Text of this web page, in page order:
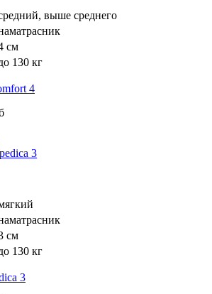
выше среднего
см
130 кг
4
см
130 кг
3